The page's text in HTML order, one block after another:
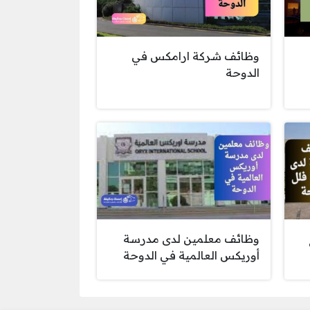
وظائف شركة ارامكس في
الدوحة
وظائف معلمين لدى مدرسة
أوريكس العالمية في الدوحة